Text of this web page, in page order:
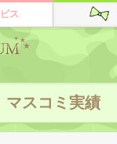
ス
マスコミ実績